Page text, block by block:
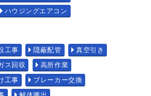
ハウジングエアコン
工事 隠蔽配管 真空引き
ス回収 高所作業
工事 ブレーカー交換